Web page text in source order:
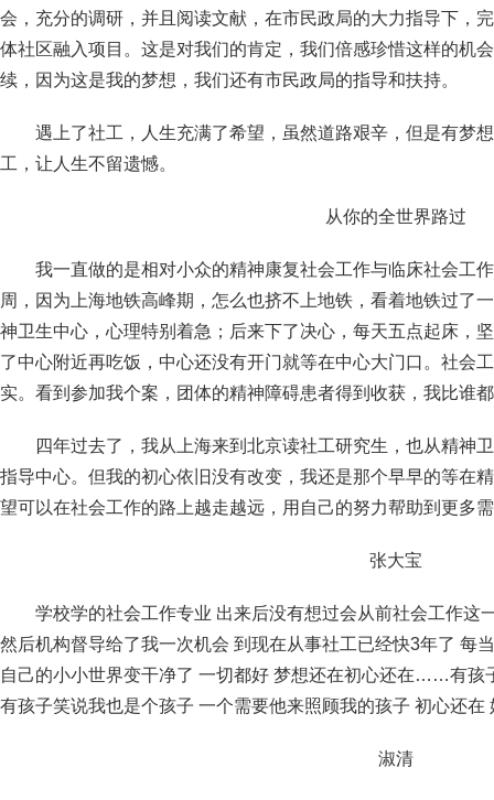
会，充分的调研，并且阅读文献，在市民政局的大力指导下，
体社区融入项目。这是对我们的肯定，我们倍感珍惜这样的机
续，因为这是我的梦想，我们还有市民政局的指导和扶持。
遇上了社工，人生充满了希望，虽然道路艰辛，但是有梦
工，让人生不留遗憾。
从你的全世界路过
我一直做的是相对小众的精神康复社会工作与临床社会工
周，因为上海地铁高峰期，怎么也挤不上地铁，看着地铁过了
神卫生中心，心理特别着急；后来下了决心，每天五点起床，
了中心附近再吃饭，中心还没有开门就等在中心大门口。社会
实。看到参加我个案，团体的精神障碍患者得到收获，我比谁
四年过去了，我从上海来到北京读社工研究生，也从精神
指导中心。但我的初心依旧没有改变，我还是那个早早的等在
望可以在社会工作的路上越走越远，用自己的努力帮助到更多
张大宝
学校学的社会工作专业 出来后没有想过会从前社会工作这
然后机构督导给了我一次机会 到现在从事社工已经快3年了 每
自己的小小世界变干净了 一切都好 梦想还在初心还在……有孩
有孩子笑说我也是个孩子 一个需要他来照顾我的孩子 初心还在
淑清